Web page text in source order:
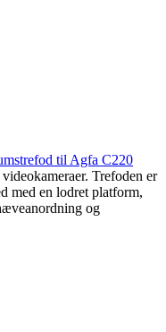
til Agfa C220
Trefoden er
med en lodret platform,
og